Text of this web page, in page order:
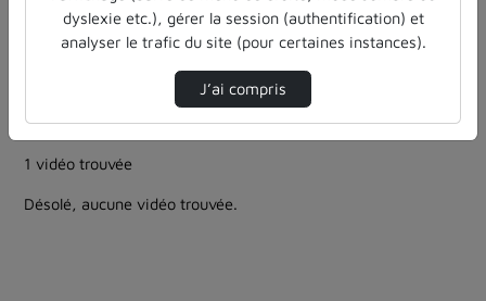
Filtres actifs (cliquer pour en retirer) :
education
entendu-des-confs-a-ecouter
ia-lintelligence-artificielle-approches-et-usages-a-
entendu-des-confs-a-ecouter
formation
1 vidéo trouvée
Désolé, aucune vidéo trouvée.
dyslexie etc.), gérer la session (authentification) et
analyser le trafic du site (pour certaines instances).
J’ai compris